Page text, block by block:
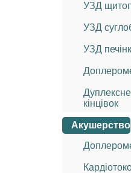
УЗД
УЗД
УЗД
кінцівок
Акушерство